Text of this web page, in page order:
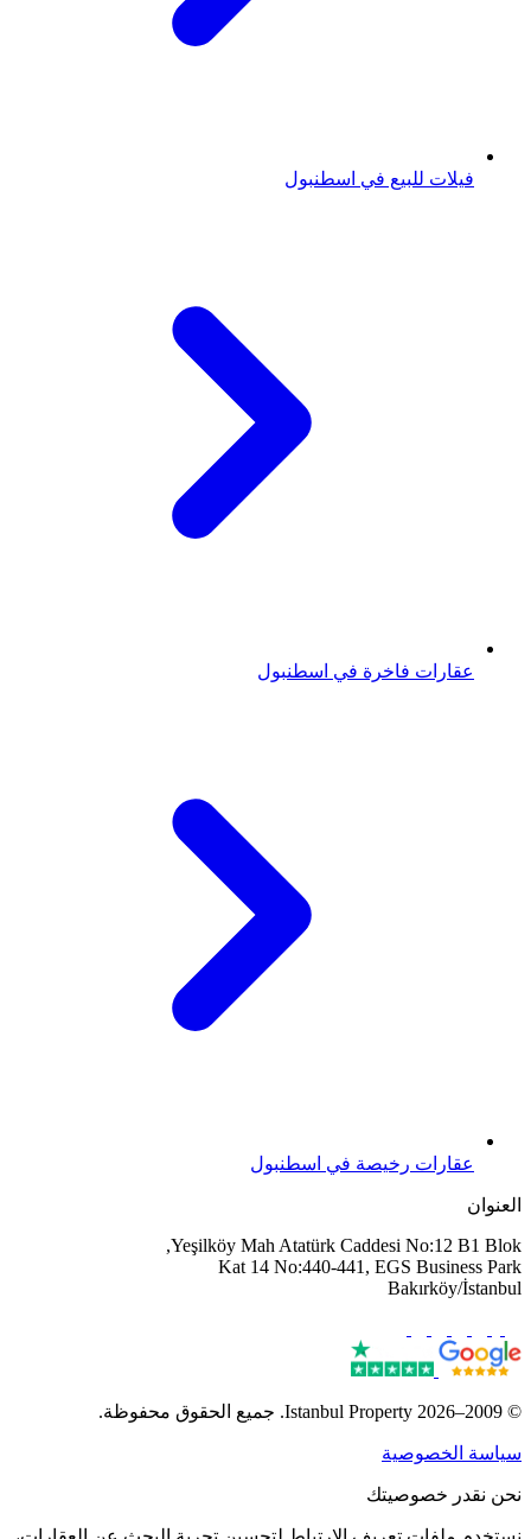
فيلات للبيع في اسطنبول
عقارات فاخرة في اسطنبول
عقارات رخيصة في اسطنبول
العنوان
Yeşilköy Mah Atatürk Caddesi No:12 B1 Blok,
Kat 14 No:440-441, EGS Business Park
Bakırköy/İstanbul
© 2009–2026 Istanbul Property. جميع الحقوق محفوظة.
سياسة الخصوصية
نحن نقدر خصوصيتك